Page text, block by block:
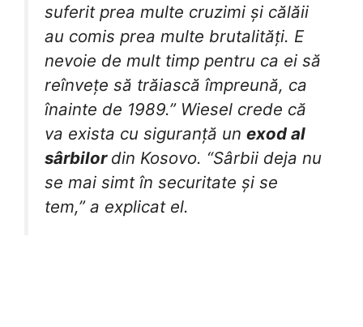
suferit prea multe cruzimi și călăii
au comis prea multe brutalități. E
nevoie de mult timp pentru ca ei să
reînvețe să trăiască împreună, ca
înainte de 1989.” Wiesel crede că
va exista cu siguranță un exod al
sârbilor din Kosovo. “Sârbii deja nu
se mai simt în securitate și se
tem,” a explicat el.